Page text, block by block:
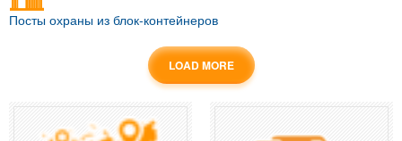
Посты охраны из блок-контейнеров
LOAD MORE